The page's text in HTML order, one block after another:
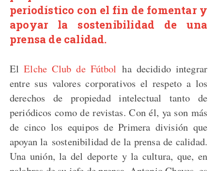
periodístico con el fin de fomentar y
apoyar la sostenibilidad de una
prensa de calidad.
ElElche Club de Fútbolha decidido integrar
entre sus valores corporativos el respeto a los
derechos de propiedad intelectual tanto de
periódicos como de revistas. Con él, ya son más
de cinco los equipos de Primera división que
apoyan la sostenibilidad de la prensa de calidad.
Una unión, la del deporte y la cultura, que, en